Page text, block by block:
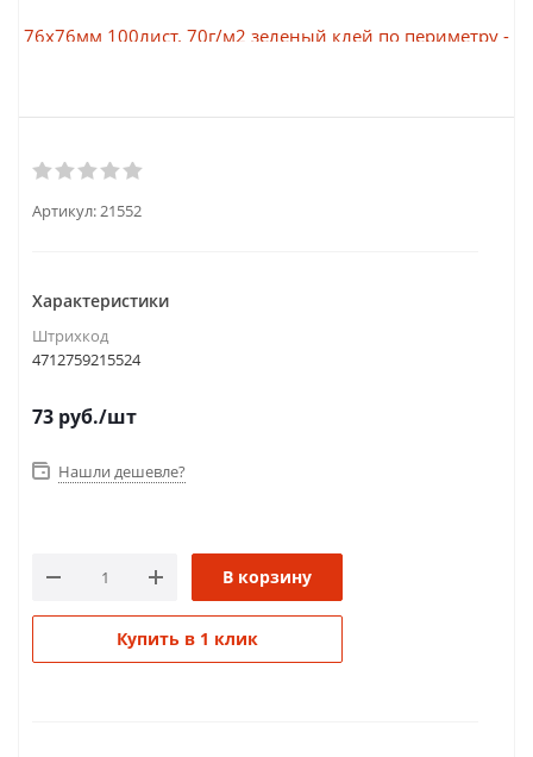
Артикул:21552
Характеристики
Штрихкод
4712759215524
73 руб./шт
Нашли дешевле?
В корзину
Купить в 1 клик